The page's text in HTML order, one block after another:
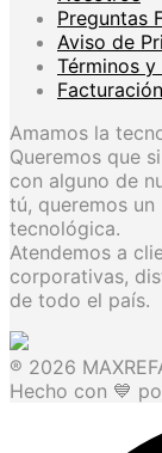
Preguntas
Aviso de
Términos
Facturación
Amamos la
Queremos que
con alguno de
tú, queremos
tecnológica.
Atendemos a
corporativas,
de todo el país.
® 2026
Hecho con 💙